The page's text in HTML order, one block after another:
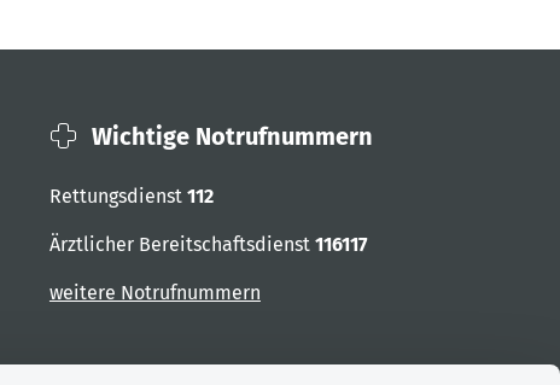
Wichtige Notrufnummern
Rettungsdienst 112
Ärztlicher Bereitschaftsdienst 116117
weitere Notrufnummern